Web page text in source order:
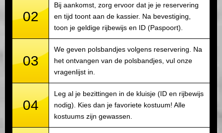
02
Bij aankomst, zorg ervoor dat je je reservering
en tijd toont aan de kassier. Na bevestiging,
toon je geldige rijbewijs en ID (Paspoort).
03
We geven polsbandjes volgens reservering. Na
het ontvangen van de polsbandjes, vul onze
vragenlijst in.
04
Leg al je bezittingen in de kluisje (ID en rijbewijs
nodig). Kies dan je favoriete kostuum! Alle
kostuums zijn gewassen.